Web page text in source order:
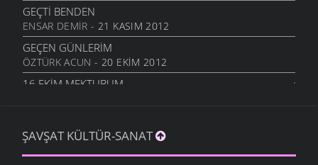
6 MART 2006
HASTANE
6 MART 2006
YOK OLDUM
6 MART 2006
CEVAP VER
6 MART 2006
GEÇTI BENDEN
ENSAR DEMIR - 21 KASIM 2012
GEÇEN GÜNLERIM
ÖZTÜRK ACUN - 20 EKIM 2012
16.EKIM MEKTUBUM
KIBAR ALTUNAL- 5 EKIM 2012
BAHTINA KÜSME
ŞAVŞAT KÜLTÜR-SANAT